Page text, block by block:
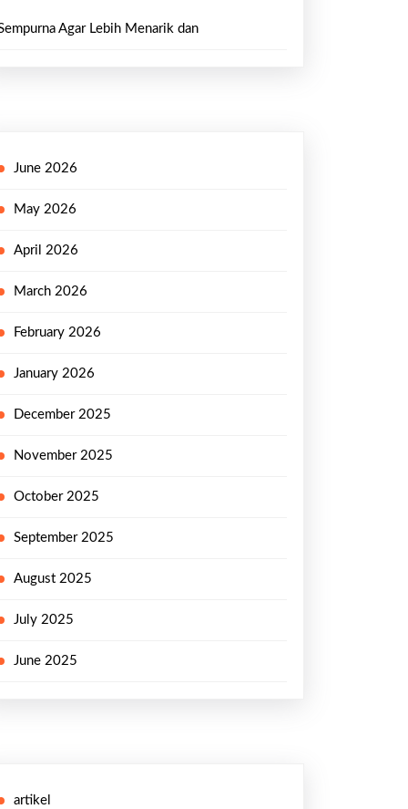
Agar Lebih Menarik dan
June 2026
May 2026
April 2026
March 2026
February 2026
January 2026
December 2025
November 2025
October 2025
September 2025
August 2025
July 2025
June 2025
artikel